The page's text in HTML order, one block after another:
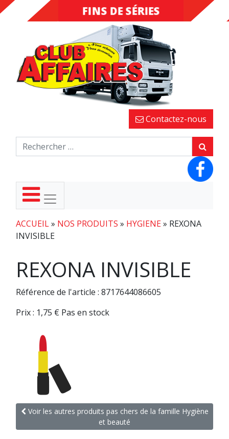
DESTOCKAGE
FINS DE SÉRIES
Contactez-nous
ACCUEIL» NOS PRODUITS » HYGIENE» REXONA
INVISIBLE
REXONA INVISIBLE
Référence de l'article : 8717644086605
Prix : 1,75 € Pas en stock
Voir les autres produits pas chers de la famille Hygiène
et beauté